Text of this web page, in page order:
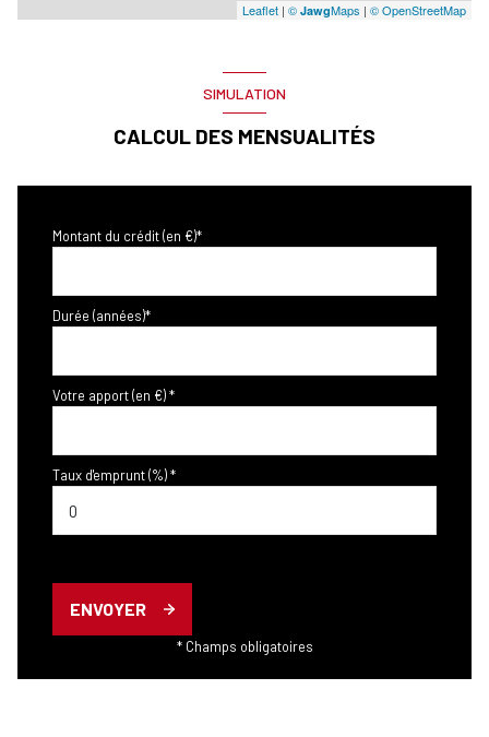
Leaflet | © JawgMaps | © OpenStreetMap
SIMULATION
CALCUL DES MENSUALITÉS
Montant du crédit (en €)*
Durée (années)*
Votre apport (en €) *
Taux d'emprunt (%) *
ENVOYER
* Champs obligatoires